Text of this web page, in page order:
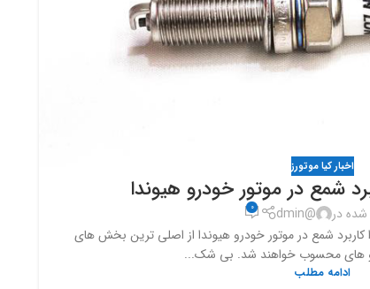
اخبار کیا موتورز
شمع در موتور خودرو هیوندا
در @dmin
0
کاربرد شمع در موتور خودرو هیوندا از اصلی ترین بخش های
های محسوب خواهند شد. بی شک...
ادامه مطلب